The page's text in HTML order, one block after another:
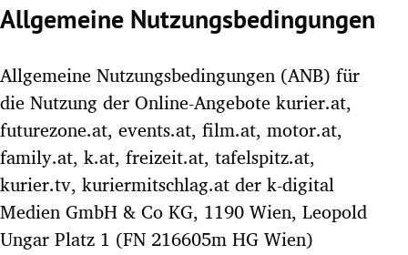
Untermenü
Untermenü
Untermenü
Allgemeine Nutzungsbedingungen
Allgemeine Nutzungsbedingungen (ANB) für
die Nutzung der Online-Angebote kurier.at,
futurezone.at, events.at, film.at, motor.at,
family.at, k.at, freizeit.at, tafelspitz.at,
kurier.tv, kuriermitschlag.at der k-digital
Medien GmbH & Co KG, 1190 Wien, Leopold
Ungar Platz 1 (FN 216605m HG Wien)